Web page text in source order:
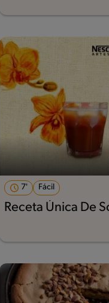
7' Fácil
Receta Única De